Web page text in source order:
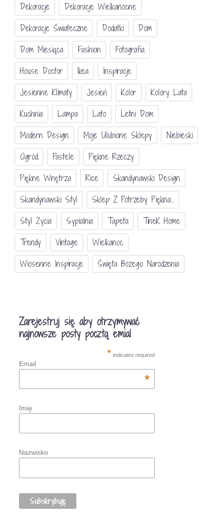
Dekoracje
Dekoracje Wielkanocne
Dekoracje Świateczne
Dodatki
Dom
Dom Miesiąca
Fashion
Fotografia
House Doctor
Ikea
Inspiracje
Jesienne Klimaty
Jesień Kolor
Kolory Lata
Kuchnia
Lampa Lato
Letni Dom
Modern Design
Moje Ulubione Sklepy
Niebieski
Ogród
Pastele
Piękne Rzeczy
Piękne Wnętrza
Rice
Skandynawski Design
Skandynawski Styl
Sklep Z Potrzeby Piękna...
Styl Życia
Sypialnia Tapeta
TineK Home
Trendy
Vintage
Wielkanoc
Wiosenne Inspiracje
Święta Bożego Narodzenia
Zarejestruj się aby otrzymywać
najnowsze posty pocztą emial
* indicates required
Email
*
Imię
Nazwisko